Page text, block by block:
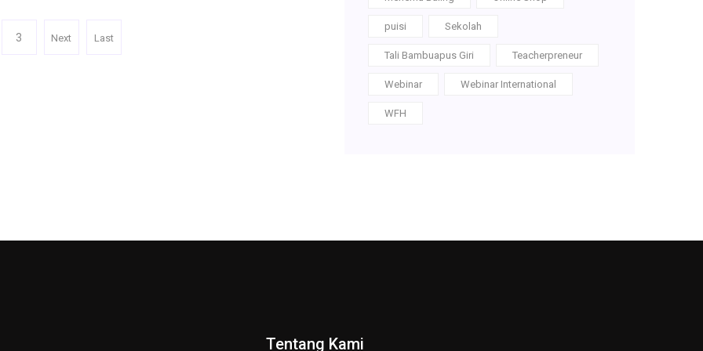
3 Next Last
puisi Sekolah
Tali Bambuapus Giri Teacherpreneur
Webinar Webinar International
WFH
Tentang Kami